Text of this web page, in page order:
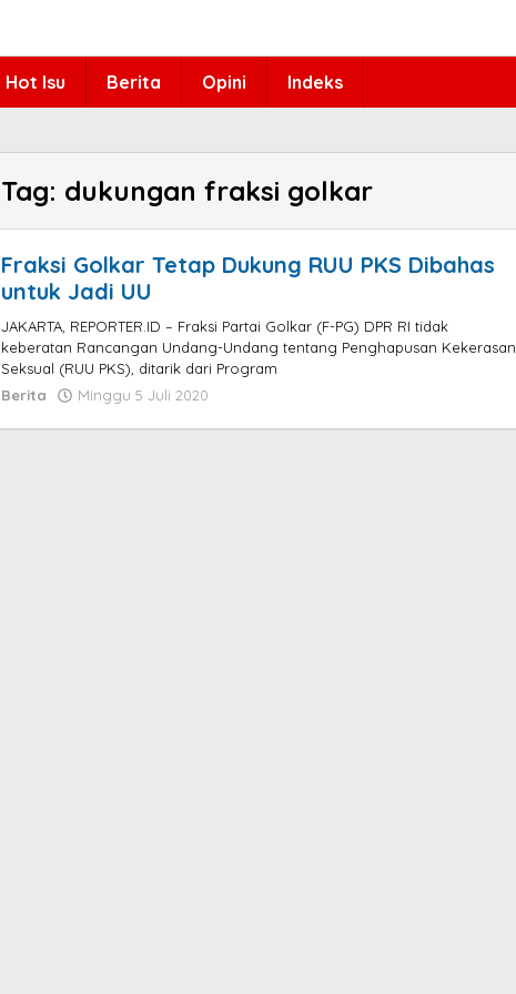
Hot Isu Berita Opini Indeks
Tag: dukungan fraksi golkar
Fraksi Golkar Tetap Dukung RUU PKS Dibahas
untuk Jadi UU
JAKARTA, REPORTER.ID – Fraksi Partai Golkar (F-PG) DPR RI tidak
keberatan Rancangan Undang-Undang tentang Penghapusan Kekerasan
Seksual (RUU PKS), ditarik dari Program
Berita
Minggu 5 Juli 2020